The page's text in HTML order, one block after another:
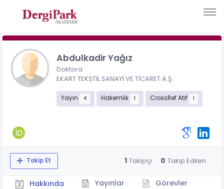
Abdulkadir Yağız
Doktora
EKART TEKSTİL SANAYİ VE TİCARET A.Ş.
Yayın 4 Hakemlik 1 CrossRef Atıf 1
Takip Et 1 Takipçi 0 Takip Edilen
Hakkında Yayınlar
Görevler